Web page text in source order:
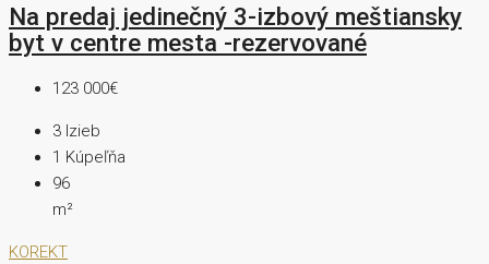
Na predaj jedinečný 3-izbový meštiansky
byt v centre mesta -rezervované
123 000€
3 Izieb
1 Kúpeľňa
96
m²
KOREKT